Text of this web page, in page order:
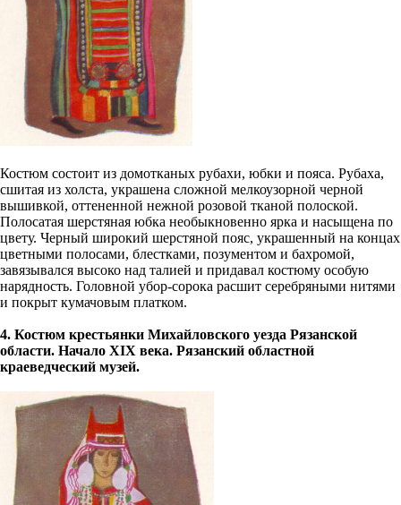
Костюм состоит из домотканых рубахи, юбки и пояса. Рубаха,
сшитая из холста, украшена сложной мелкоузорной черной
вышивкой, оттененной нежной розовой тканой полоской.
Полосатая шерстяная юбка необыкновенно ярка и насыщена по
цвету. Черный широкий шерстяной пояс, украшенный на концах
цветными полосами, блестками, позументом и бахромой,
завязывался высоко над талией и придавал костюму особую
нарядность. Головной убор-сорока расшит серебряными нитями
и покрыт кумачовым платком.
4. Костюм крестьянки Михайловского уезда Рязанской
области. Начало XIX века. Рязанский областной
краеведческий музей.